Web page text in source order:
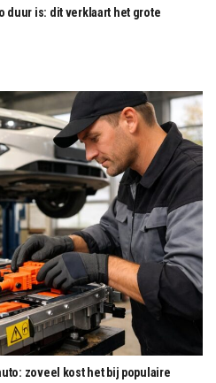
duur is: dit verklaart het grote
zoveel kost het bij populaire